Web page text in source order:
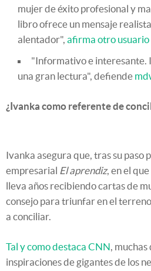
mujer de éxito profesional y
libro ofrece un mensaje
alentador", afirma otro usuario
"Informativo e interesante.
una gran lectura", defiende
¿Ivanka como referente de
Ivanka asegura que, tras su paso
empresarial El aprendiz, en el
lleva años recibiendo cartas de
consejo para triunfar en el
a conciliar.
Tal y como destaca CNN, muchas
inspiraciones de gigantes de los